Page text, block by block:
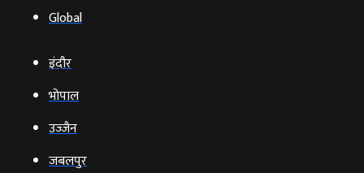
Global
इंदौर
भोपाल
उज्‍जैन
जबलपुर